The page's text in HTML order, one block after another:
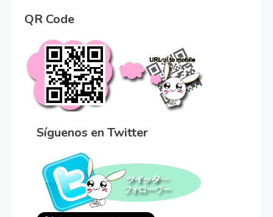
QR Code
Síguenos en Twitter